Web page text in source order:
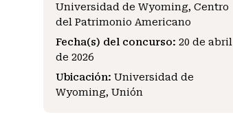
Universidad de Wyoming, Centro
del Patrimonio Americano
Fecha(s) del concurso: 20 de abril
de 2026
Ubicación: Universidad de
Wyoming, Unión